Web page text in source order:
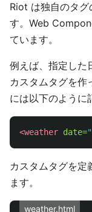
Riot は独自のタグ
す。Web
ています。
例えば、指定した
カスタムタグを
には以下のように
<weather date=
カスタムタグを定
ます。
weather.html